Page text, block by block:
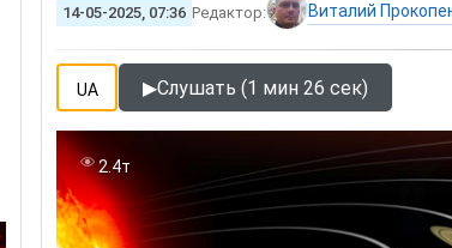
14-05-2025, 07:36 Редактор: Виталий
UA ▶Слушать (1 мин 26 сек)
2.4т